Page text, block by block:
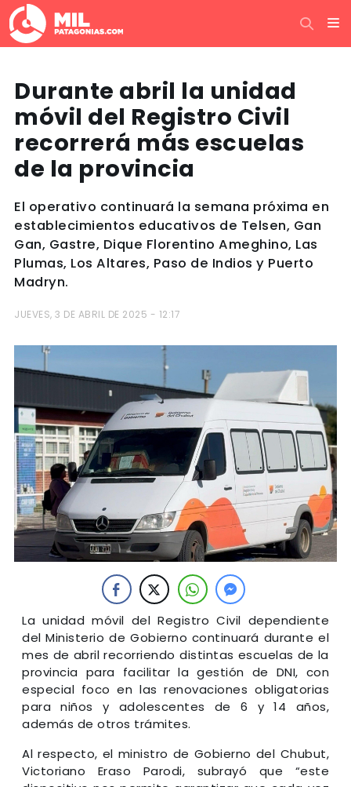
Durante abril la unidad
móvil del Registro Civil
recorrerá más escuelas
de la provincia
El operativo continuará la semana próxima en
establecimientos educativos de Telsen, Gan
Gan, Gastre, Dique Florentino Ameghino, Las
Plumas, Los Altares, Paso de Indios y Puerto
Madryn.
JUEVES, 3 DE ABRIL DE 2025 - 12:17
La unidad móvil del Registro Civil dependiente
del Ministerio de Gobierno continuará durante el
mes de abril recorriendo distintas escuelas de la
provincia para facilitar la gestión de DNI, con
especial foco en las renovaciones obligatorias
para niños y adolescentes de 6 y 14 años,
además de otros trámites.
Al respecto, el ministro de Gobierno del Chubut,
Victoriano Eraso Parodi, subrayó que “este